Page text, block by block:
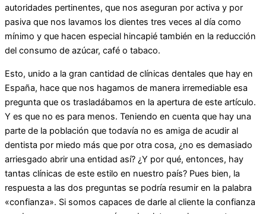
autoridades pertinentes, que nos aseguran por activa y por
pasiva que nos lavamos los dientes tres veces al día como
mínimo y que hacen especial hincapié también en la reducción
del consumo de azúcar, café o tabaco.
Esto, unido a la gran cantidad de clínicas dentales que hay en
España, hace que nos hagamos de manera irremediable esa
pregunta que os trasladábamos en la apertura de este artículo.
Y es que no es para menos. Teniendo en cuenta que hay una
parte de la población que todavía no es amiga de acudir al
dentista por miedo más que por otra cosa, ¿no es demasiado
arriesgado abrir una entidad así? ¿Y por qué, entonces, hay
tantas clínicas de este estilo en nuestro país? Pues bien, la
respuesta a las dos preguntas se podría resumir en la palabra
«confianza». Si somos capaces de darle al cliente la confianza